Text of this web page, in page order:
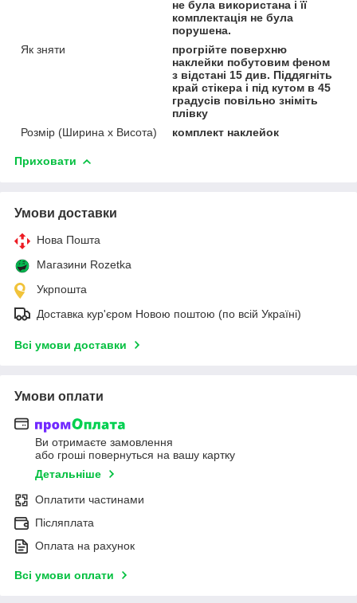
не була використана і її
комплектація не була
порушена.
Як зняти
прогрійте поверхню
наклейки побутовим феном
з відстані 15 див. Піддягніть
край стікера і під кутом в 45
градусів повільно зніміть
плівку
Розмір (Ширина х Висота)
комплект наклейок
Приховати
Умови доставки
Нова Пошта
Магазини Rozetka
Укрпошта
Доставка кур'єром Новою поштою (по всій Україні)
Всі умови доставки
Умови оплати
Ви отримаєте замовлення
або гроші повернуться на вашу картку
Детальніше
Оплатити частинами
Післяплата
Оплата на рахунок
Всі умови оплати